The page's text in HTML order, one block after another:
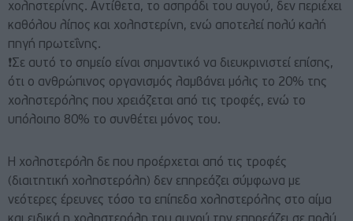
χοληστερίνης. Αντίθετα, το ασπράδι του αυγού, δεν περιέχει
καθόλου λίπος και χοληστερίνη, ενώ αποτελεί πολύ καλή
πηγή πρωτεΐνης.
❗️Σε αυτό το σημείο είναι σημαντικό να διευκρινιστεί επίσης,
ότι ο ανθρώπινος οργανισμός λαμβάνει μόλις το 20% της
χοληστερόλης που χρειάζεται από τις τροφές, ενώ το
υπόλοιπο 80% το συνθέτει μόνος του.
Η χοληστερόλη δε που προέρχεται από τις τροφές
(διαιτητική χοληστερόλη) δεν επηρεάζει σύμφωνα με
νεότερες έρευνες τόσο τα επίπεδα χοληστερόλης στο αίμα